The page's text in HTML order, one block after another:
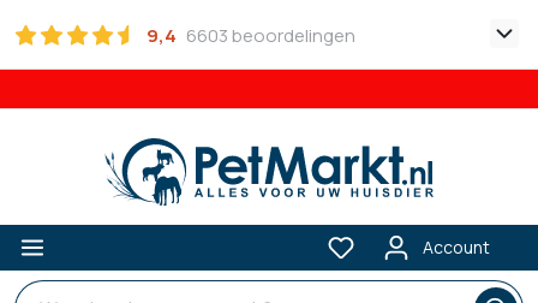
9,4 6603 beoordelingen
Account